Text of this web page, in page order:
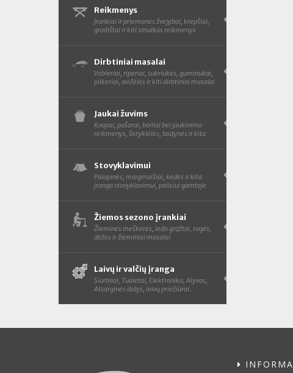
Reikmenys
Įrankiai ir priemonės žvejybai, krepšiai,
graibštai ir kiti smulkūs reikmenys
Dirbtiniai masalai
Vobleriai, riperiai, sukriukės, guminukai,
pilkeriai, avižėlės ir kiti dirbtiniai masalai
Jaukai žuvims
Kvapai, pašarai, boiliai bei jaukinimo
reikmenys, šeryklėlės, laidynės ir kita
Stovyklavimui
Palapinės, miegmaišiai, kėdės ir kita
įranga stovyklavimui, poilsiui gamtoje
Žiemos sezono įrankiai
Žieminės meškerės, ledo grąžtai, rogės,
dėžės ir žieminiai masalai
Laivų ir valčių įranga
Siurbliai, Tualetai, Elektronika, Alyvos,
Atsarginės dalys, laivų priežiūrai..